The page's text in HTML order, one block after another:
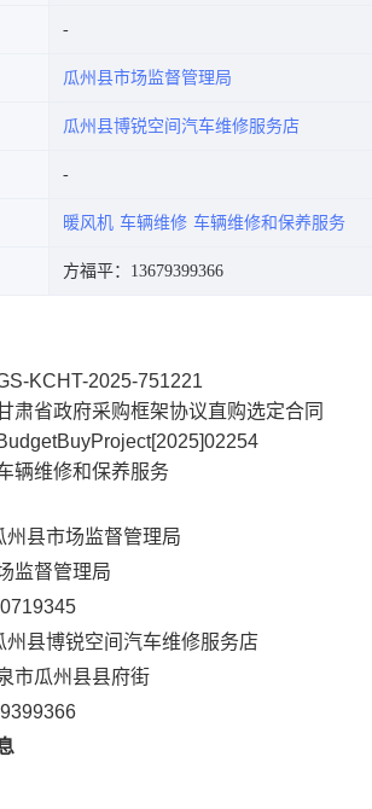
瓜州县市场监督管理局
瓜州县博锐空间汽车维修服务店
暖风机 车辆维修 车辆维修和保养服务
方福平：13679399366
KCHT-2025-751221
肃省政府采购框架协议直购选定合同
辆维修和保养服务
州县市场监督管理局
监督管理局
州县博锐空间汽车维修服务店
市瓜州县县府街